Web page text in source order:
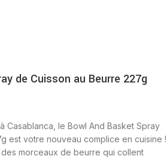
de Cuisson au Beurre 227g
Casablanca, le Bowl And Basket Spray
est votre nouveau complice en cuisine !
morceaux de beurre qui collent